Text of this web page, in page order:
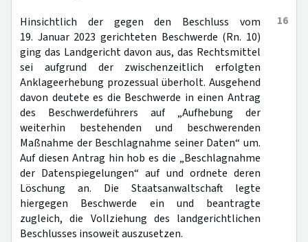
16
Hinsichtlich der gegen den Beschluss vom
19. Januar 2023 gerichteten Beschwerde (Rn. 10)
ging das Landgericht davon aus, das Rechtsmittel
sei aufgrund der zwischenzeitlich erfolgten
Anklageerhebung prozessual überholt. Ausgehend
davon deutete es die Beschwerde in einen Antrag
des Beschwerdeführers auf „Aufhebung der
weiterhin bestehenden und beschwerenden
Maßnahme der Beschlagnahme seiner Daten“ um.
Auf diesen Antrag hin hob es die „Beschlagnahme
der Datenspiegelungen“ auf und ordnete deren
Löschung an. Die Staatsanwaltschaft legte
hiergegen Beschwerde ein und beantragte
zugleich, die Vollziehung des landgerichtlichen
Beschlusses insoweit auszusetzen.